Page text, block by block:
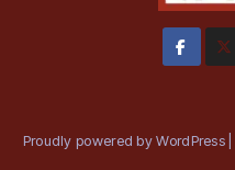
Proudly powered by WordPress